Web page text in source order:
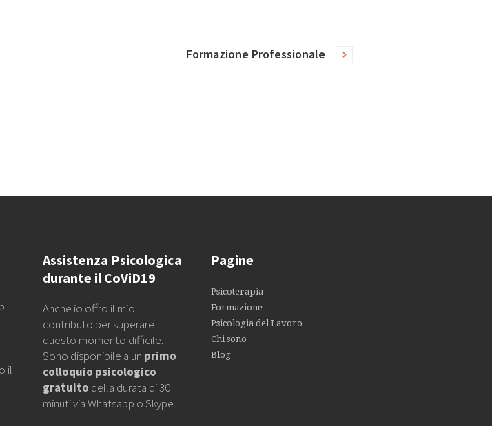
Formazione Professionale
il
Assistenza Psicologica
durante il CoViD19
Anche io offro il mio
contributo per superare
questo momento difficile.
Sono disponibile a un primo
colloquio psicologico
gratuito della durata di 30
minuti via Whatsapp o Skype.
Pagine
Psicoterapia
Formazione
Psicologia del Lavoro
Chi sono
Blog